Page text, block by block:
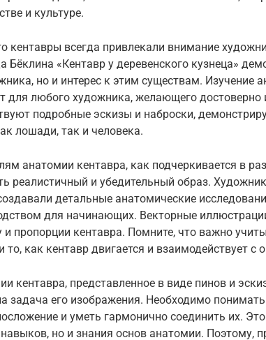
и культуре.
кентавры всегда привлекали внимание
Бёклина «Кентавр у деревенского кузнеца»
но и интерес к этим существам. Изучение
для любого художника, желающего достоверно
подробные эскизы и наброски,
лошади, так и человека.
анатомии кентавра, как подчеркивается в
реалистичный и убедительный образ.
детальные анатомические
для начинающих. Векторные
и пропорции кентавра. Помните, что важно
то, как кентавр двигается и взаимодействует
кентавра, представленное в виде пинов и
задача его изображения. Необходимо
и уметь гармонично соединить их.
но и знания основ анатомии. Поэтому,